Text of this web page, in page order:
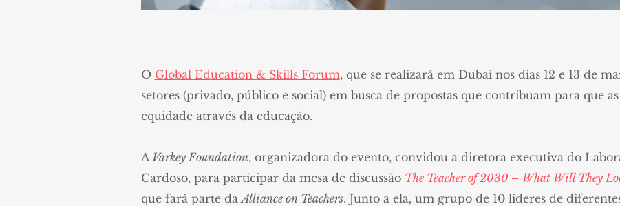
O Global Education & Skills Forum, que se realizará em Dubai nos dias 12 e 13 de
setores (privado, público e social) em busca de propostas que contribuam para que
equidade através da educação.
A Varkey Foundation, organizadora do evento, convidou a diretora executiva do
Cardoso, para participar da mesa de discussão The Teacher of 2030 – What Will They
que fará parte daAlliance on Teachers. Junto a ela, um grupo de 10 lideres de